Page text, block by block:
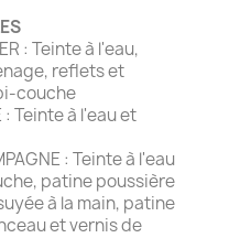
: Teinte à l'eau,
reflets et
couche
: Teinte à l'eau et
: Teinte à l'eau
patine poussière
à la main, patine
et vernis de